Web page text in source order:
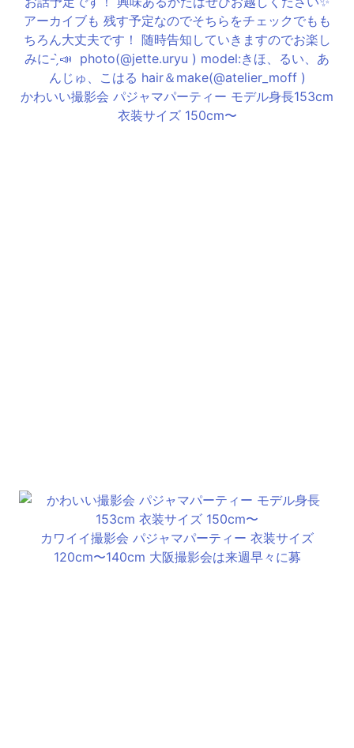
かわいい撮影会 パジャマパーティー モデル身長153cm
衣装サイズ 150cm〜
カワイイ撮影会 パジャマパーティー 衣装サイズ
120cm〜140cm 大阪撮影会は来週早々に募